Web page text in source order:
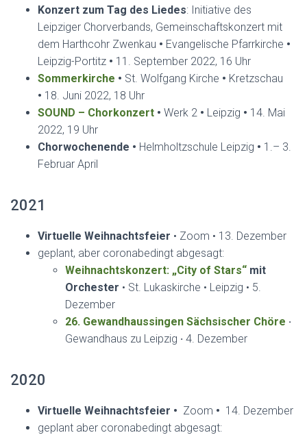
Konzert zum Tag des Liedes: Initiative des
Leipziger Chorverbands, Gemeinschaftskonzert mit
dem Harthcohr Zwenkau • Evangelische Pfarrkirche •
Leipzig-Portitz • 11. September 2022, 16 Uhr
Sommerkirche • St. Wolfgang Kirche • Kretzschau
• 18. Juni 2022, 18 Uhr
SOUND – Chorkonzert • Werk 2 • Leipzig • 14. Mai
2022, 19 Uhr
Chorwochenende • Helmholtzschule Leipzig • 1.– 3.
Februar April
2021
Virtuelle Weihnachtsfeier • Zoom • 13. Dezember
geplant, aber coronabedingt abgesagt:
Weihnachtskonzert: „City of Stars“ mit
Orchester • St. Lukaskirche • Leipzig • 5.
Dezember
26. Gewandhaussingen Sächsischer Chöre ·
Gewandhaus zu Leipzig · 4. Dezember
2020
Virtuelle Weihnachtsfeier • Zoom • 14. Dezember
geplant aber coronabedingt abgesagt: